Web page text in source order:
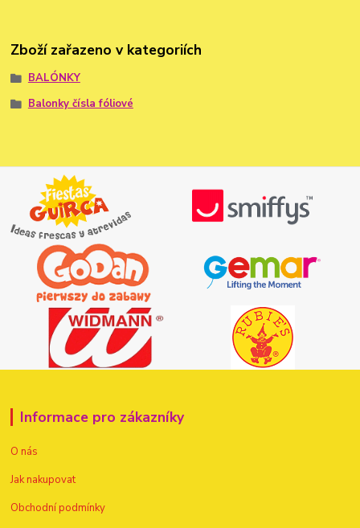
Zboží zařazeno v kategoriích
BALÓNKY
Balonky čísla fóliové
Informace pro zákazníky
O nás
Jak nakupovat
Obchodní podmínky